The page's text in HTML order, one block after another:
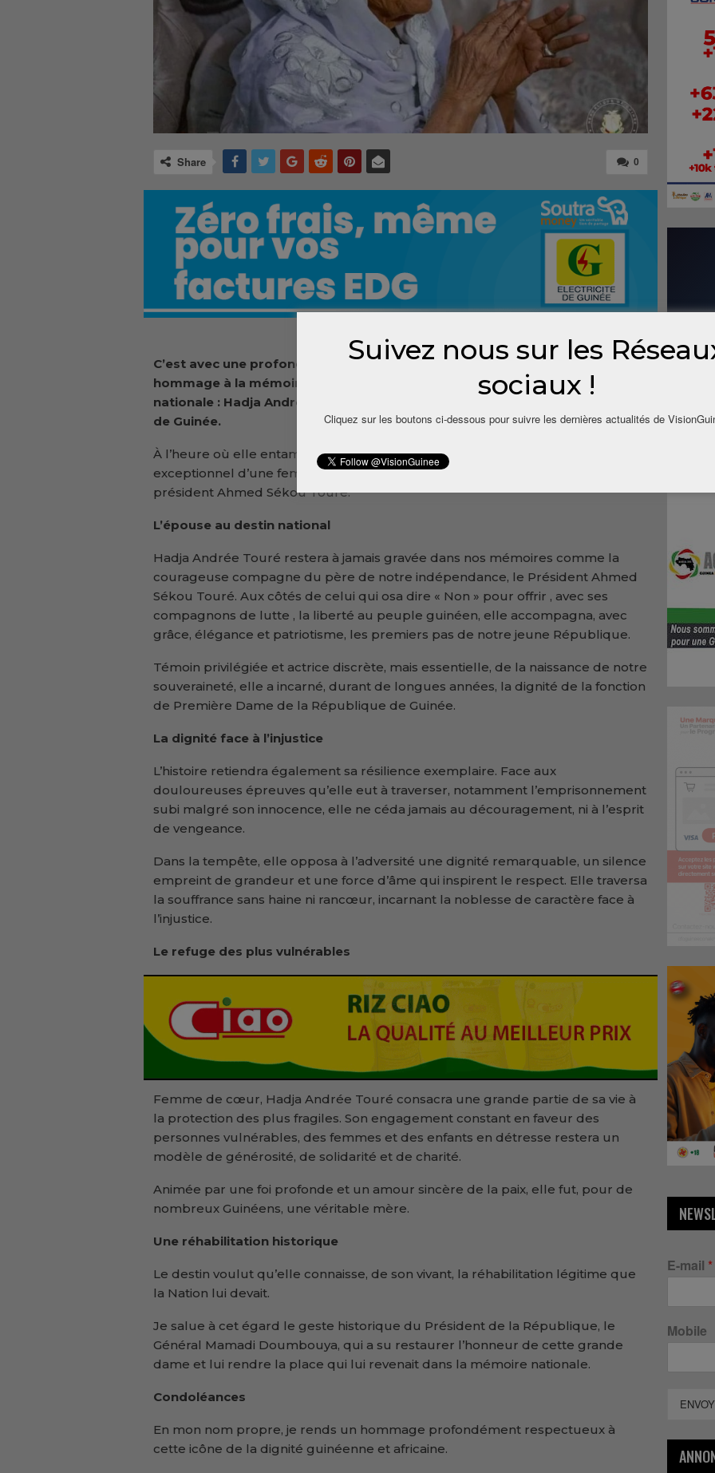
0
Share
C’est avec une profonde émotion et une immense tristesse que je rends
hommage à la mémoire d’une figure monumentale de notre histoire
nationale : Hadja Andrée Touré, éternelle Première Dame de la République
de Guinée.
À l’heure où elle entame son ultime voyage, je m’incline devant le parcours
exceptionnel d’une femme d’exception, à l’image de son feu époux le
président Ahmed Sékou Touré.
L’épouse au destin national
Hadja Andrée Touré restera à jamais gravée dans nos mémoires comme la
courageuse compagne du père de notre indépendance, le Président Ahmed
Sékou Touré. Aux côtés de celui qui osa dire « Non » pour offrir , avec ses
compagnons de lutte , la liberté au peuple guinéen, elle accompagna, avec
grâce, élégance et patriotisme, les premiers pas de notre jeune République.
Témoin privilégiée et actrice discrète, mais essentielle, de la naissance de notre
souveraineté, elle a incarné, durant de longues années, la dignité de la fonction
de Première Dame de la République de Guinée.
La dignité face à l’injustice
L’histoire retiendra également sa résilience exemplaire. Face aux
douloureuses épreuves qu’elle eut à traverser, notamment l’emprisonnement
subi malgré son innocence, elle ne céda jamais au découragement, ni à l’esprit
de vengeance.
Dans la tempête, elle opposa à l’adversité une dignité remarquable, un silence
empreint de grandeur et une force d’âme qui inspirent le respect. Elle traversa
la souffrance sans haine ni rancœur, incarnant la noblesse de caractère face à
l’injustice.
Le refuge des plus vulnérables
Femme de cœur, Hadja Andrée Touré consacra une grande partie de sa vie à
la protection des plus fragiles. Son engagement constant en faveur des
personnes vulnérables, des femmes et des enfants en détresse restera un
modèle de générosité, de solidarité et de charité.
Animée par une foi profonde et un amour sincère de la paix, elle fut, pour de
nombreux Guinéens, une véritable mère.
Une réhabilitation historique
Le destin voulut qu’elle connaisse, de son vivant, la réhabilitation légitime que
la Nation lui devait.
Je salue à cet égard le geste historique du Président de la République, le
Général Mamadi Doumbouya, qui a su restaurer l’honneur de cette grande
dame et lui rendre la place qui lui revenait dans la mémoire nationale.
Condoléances
En mon nom propre, je rends un hommage profondément respectueux à
cette icône de la dignité guinéenne et africaine.
E-mail *
Mobile
Suivez nous sur les
sociaux !
Cliquez sur les boutons ci-dessous pour suivre les dernières actualités de